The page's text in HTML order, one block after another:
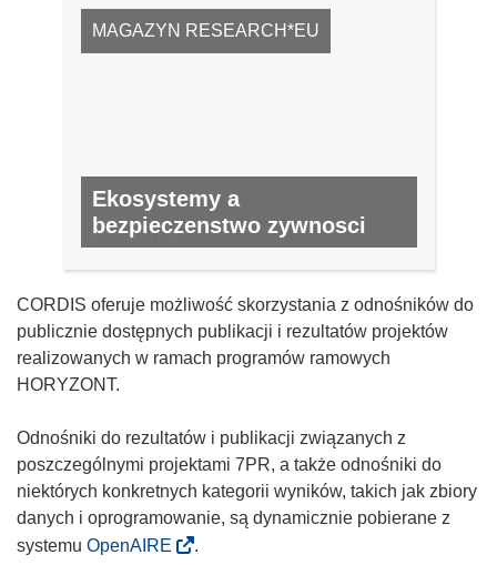
MAGAZYN RESEARCH*EU
Ekosystemy a
bezpieczenstwo zywnosci
NR 12, MAJ 2012
CORDIS oferuje możliwość skorzystania z odnośników do
publicznie dostępnych publikacji i rezultatów projektów
realizowanych w ramach programów ramowych
HORYZONT.
Odnośniki do rezultatów i publikacji związanych z
poszczególnymi projektami 7PR, a także odnośniki do
niektórych konkretnych kategorii wyników, takich jak zbiory
danych i oprogramowanie, są dynamicznie pobierane z
systemu OpenAIRE .